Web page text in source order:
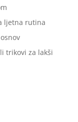
ljetna rutina
trikovi za lakši